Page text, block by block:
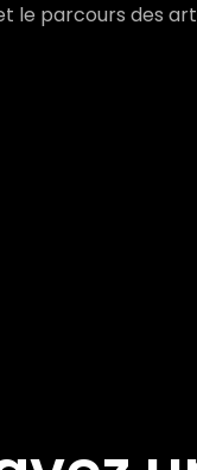
le parcours des